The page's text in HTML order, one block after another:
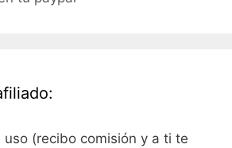
uso (recibo comisión y a ti te